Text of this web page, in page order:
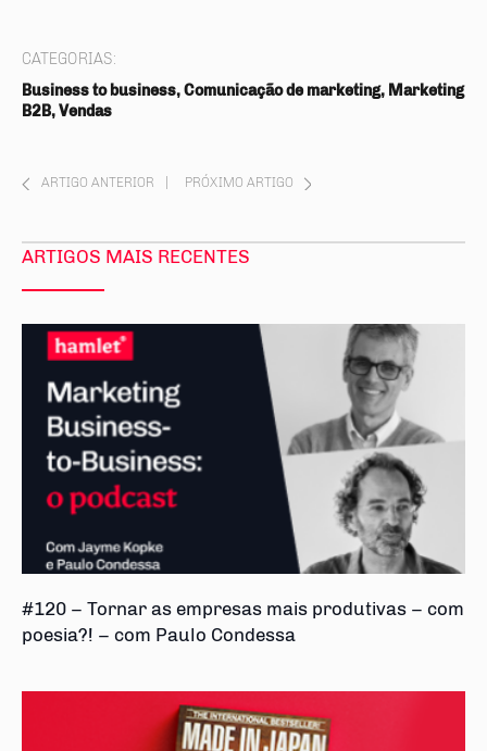
CATEGORIAS:
Business to business, Comunicação de marketing, Marketing
B2B, Vendas
ARTIGO ANTERIOR PRÓXIMO ARTIGO
ARTIGOS MAIS RECENTES
#120 – Tornar as empresas mais produtivas – com
poesia?! – com Paulo Condessa